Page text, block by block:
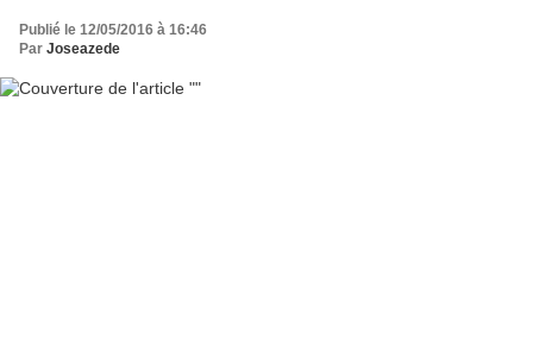
Publié le 12/05/2016 à 16:46
Par Joseazede